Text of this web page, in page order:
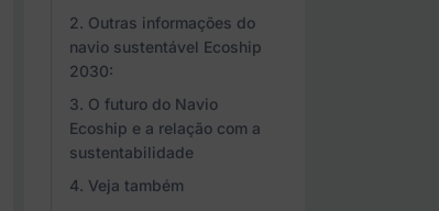
Outras informações do
navio sustentável Ecoship
2030:
O futuro do Navio
Ecoship e a relação com a
sustentabilidade
Veja também